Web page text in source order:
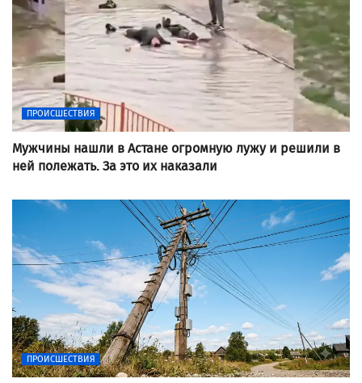
ПРОИСШЕСТВИЯ
Мужчины нашли в Астане огромную лужу и решили в
ней полежать. За это их наказали
ПРОИСШЕСТВИЯ